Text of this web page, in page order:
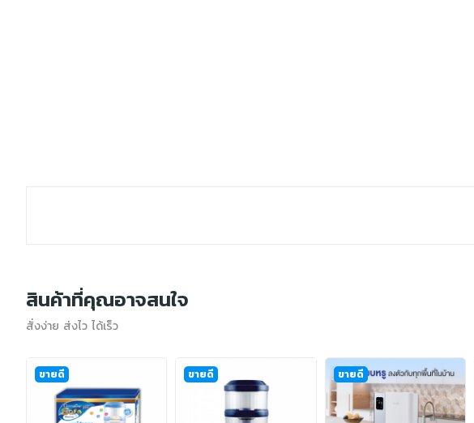
สินค้าที่คุณอาจสนใจ
สั่งง่าย ส่งไว ได้เร็ว
ขายดี ขายดี ขายดี